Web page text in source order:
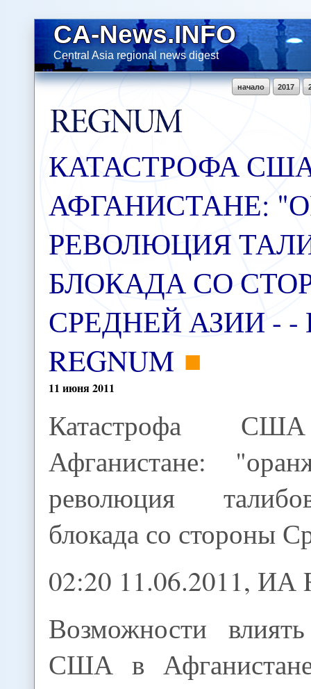
CA-News.INFO
Central Asia regional news digest
2017
начало
КАТАСТРОФА
АФГАНИСТАНЕ:
РЕВОЛЮЦИЯ
БЛОКАДА СО
СРЕДНЕЙ АЗИИ - -
REGNUM
11 июня2011
Катастрофа
Афганистане:
революция
блокада со стороны
02:20 11.06.2011, ИА
Возможности
США в